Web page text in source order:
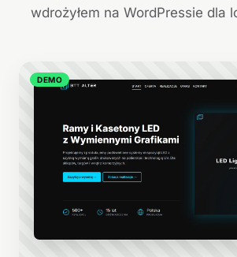
wdrożyłem na WordPressie dla
DEMO